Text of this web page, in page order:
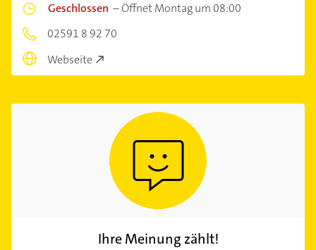
Geschlossen –Öffnet Montag um 08:00
02591 8 92 70
Webseite
Ihre Meinung zählt!